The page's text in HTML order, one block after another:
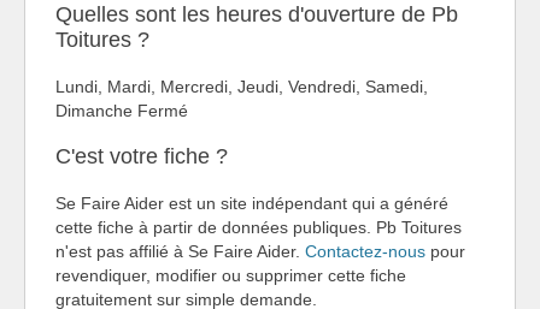
Quelles sont les heures d'ouverture de Pb
Toitures ?
Lundi, Mardi, Mercredi, Jeudi, Vendredi, Samedi,
Dimanche Fermé
C'est votre fiche ?
Se Faire Aider est un site indépendant qui a généré
cette fiche à partir de données publiques. Pb Toitures
n'est pas affilié à Se Faire Aider. Contactez-nous pour
revendiquer, modifier ou supprimer cette fiche
gratuitement sur simple demande.